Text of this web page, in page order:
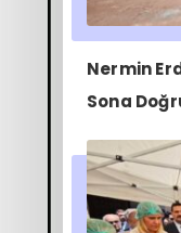
Nermin
Sona